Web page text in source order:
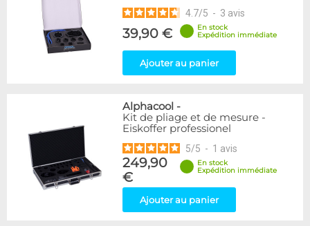
4.7/5 - 3 avis
39,90 €
En stock
Expédition immédiate
Ajouter au panier
Alphacool -
Kit de pliage et de mesure -
Eiskoffer professionel
5/5 - 1 avis
249,90
€
En stock
Expédition immédiate
Ajouter au panier